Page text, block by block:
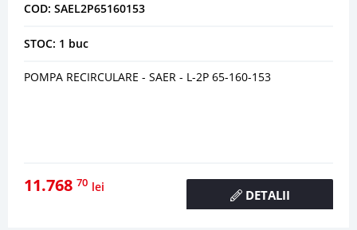
COD: SAEL2P65160153
STOC: 1 buc
POMPA RECIRCULARE - SAER - L-2P 65-160-153
11.768 70 lei
DETALII